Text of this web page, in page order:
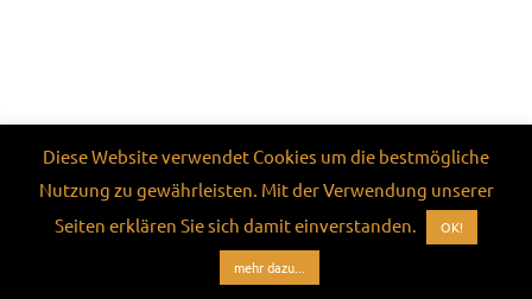
Diese Website verwendet Cookies um die bestmögliche
Nutzung zu gewährleisten. Mit der Verwendung unserer
Seiten erklären Sie sich damit einverstanden.
OK!
mehr dazu...